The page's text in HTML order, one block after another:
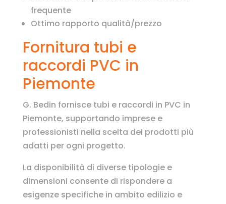
frequente
Ottimo rapporto qualità/prezzo
Fornitura tubi e
raccordi PVC in
Piemonte
G. Bedin fornisce tubi e raccordi in PVC in
Piemonte, supportando imprese e
professionisti nella scelta dei prodotti più
adatti per ogni progetto.
La disponibilità di diverse tipologie e
dimensioni consente di rispondere a
esigenze specifiche in ambito edilizio e